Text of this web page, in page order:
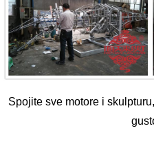
Spojite sve motore i